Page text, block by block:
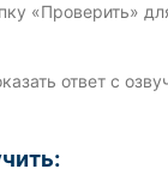
«Проверить»
ответ с